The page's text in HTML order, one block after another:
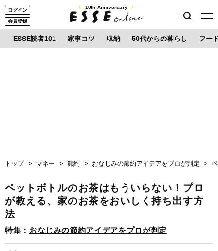
ログイン
会員登録
10th Anniversary
ESSE読者101 家事コツ 収納 50代からの暮らし フー
トップ マネー 節約 おなじみの節約アイデアをプロが判定
ペットボトルのお茶はもういらない！プロ
が教える、家のお茶をおいしく持ち出す方
法
特集： おなじみの節約アイデアをプロが判定